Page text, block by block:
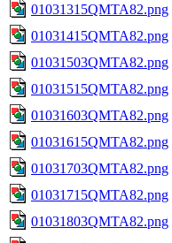
01031315QMTA82.png
01031415QMTA82.png
01031503QMTA82.png
01031515QMTA82.png
01031603QMTA82.png
01031615QMTA82.png
01031703QMTA82.png
01031715QMTA82.png
01031803QMTA82.png